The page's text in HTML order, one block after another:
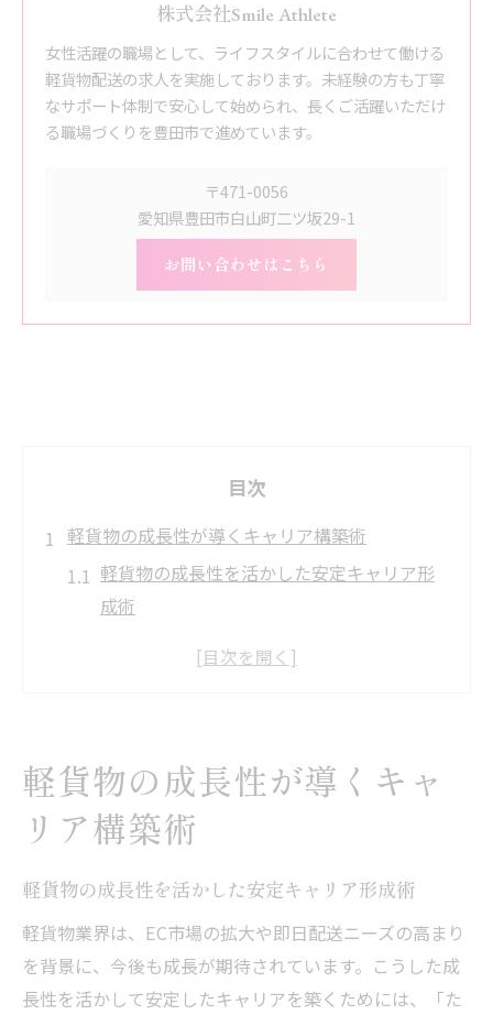
株式会社Smile Athlete
女性活躍の職場として、ライフスタイルに合わせて働ける
軽貨物配送の求人を実施しております。未経験の方も丁寧
なサポート体制で安心して始められ、長くご活躍いただけ
る職場づくりを豊田市で進めています。
〒471-0056
愛知県豊田市白山町二ツ坂29-1
お問い合わせはこちら
目次
軽貨物の成長性が導くキャリア構築術
軽貨物の成長性を活かした安定キャリア形
成術
軽貨物で将来性を掴むための成長戦略の実
軽貨物業界で求められるプロのスキルと将
来性
軽貨物の市場規模拡大とキャリアアップの
秘訣
将来性に注目が集まる軽貨物の今
軽貨物の将来性と現状を徹底分析
軽貨物ドライバーの手取りと将来展望を考
軽貨物の成長性が導くキャ
リア構築術
軽貨物の成長性を活かした安定キャリア形成術
軽貨物業界は、EC市場の拡大や即日配送ニーズの高まり
を背景に、今後も成長が期待されています。こうした成
長性を活かして安定したキャリアを築くためには、「た